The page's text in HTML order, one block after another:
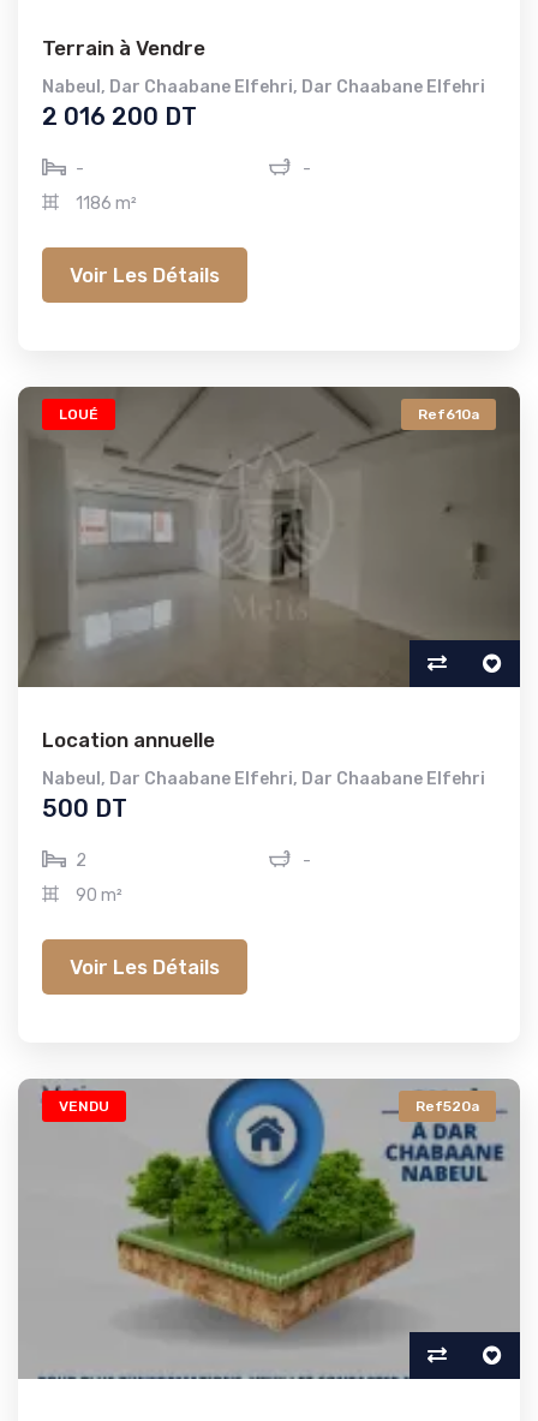
Terrain à Vendre
Nabeul , Dar Chaabane Elfehri, Dar Chaabane Elfehri
2 016 200 DT
-
-
1186 m²
Voir Les Détails
LOUÉ Ref610a
Location annuelle
Nabeul , Dar Chaabane Elfehri, Dar Chaabane Elfehri
500 DT
2
-
90 m²
Voir Les Détails
VENDU Ref520a